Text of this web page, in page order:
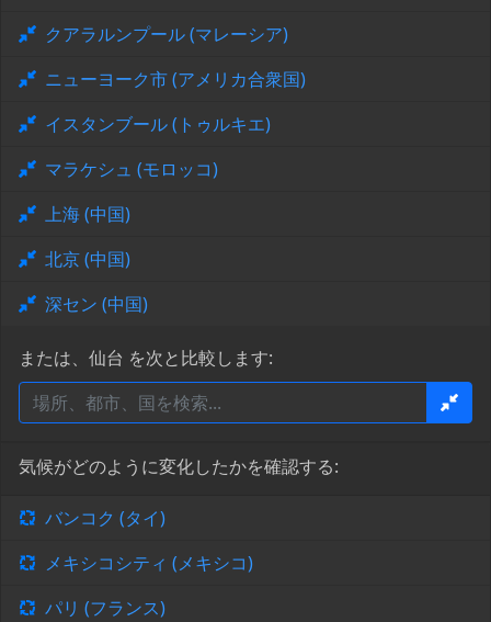
クアラルンプール (マレーシア)
ニューヨーク市 (アメリカ合衆国)
イスタンブール (トゥルキエ)
マラケシュ (モロッコ)
上海 (中国)
北京 (中国)
深セン (中国)
または、仙台 を次と比較します:
気候がどのように変化したかを確認する:
バンコク (タイ)
メキシコシティ (メキシコ)
パリ (フランス)